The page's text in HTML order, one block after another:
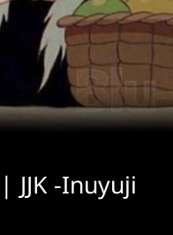
JJK -Inuyuji